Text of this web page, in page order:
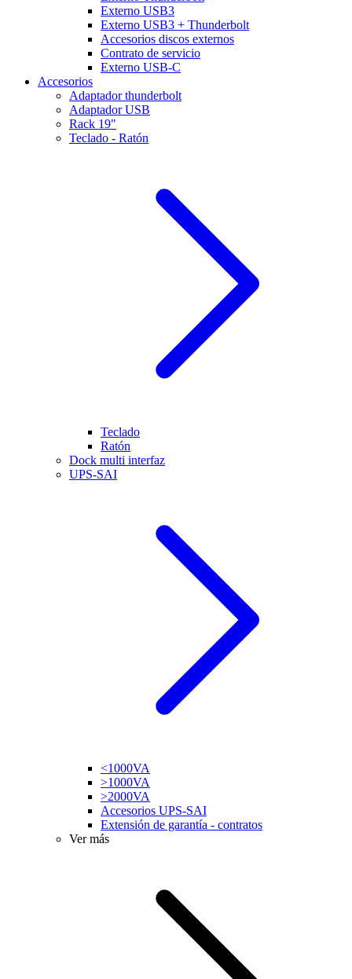
Externo USB3
Externo USB3 + Thunderbolt
Accesorios discos externos
Contrato de servicio
Externo USB-C
Accesorios
Adaptador thunderbolt
Adaptador USB
Rack 19"
Teclado - Ratón
Teclado
Ratón
Dock multi interfaz
UPS-SAI
<1000VA
>1000VA
>2000VA
Accesorios UPS-SAI
Extensión de garantía - contratos
Ver más